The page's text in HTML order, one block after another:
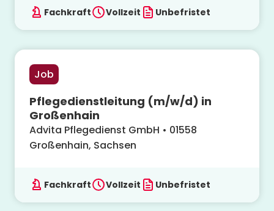
Fachkraft Vollzeit Unbefristet
Job
Pflegedienstleitung (m/w/d) in
Großenhain
Advita Pflegedienst GmbH • 01558
Großenhain, Sachsen
Fachkraft Vollzeit Unbefristet